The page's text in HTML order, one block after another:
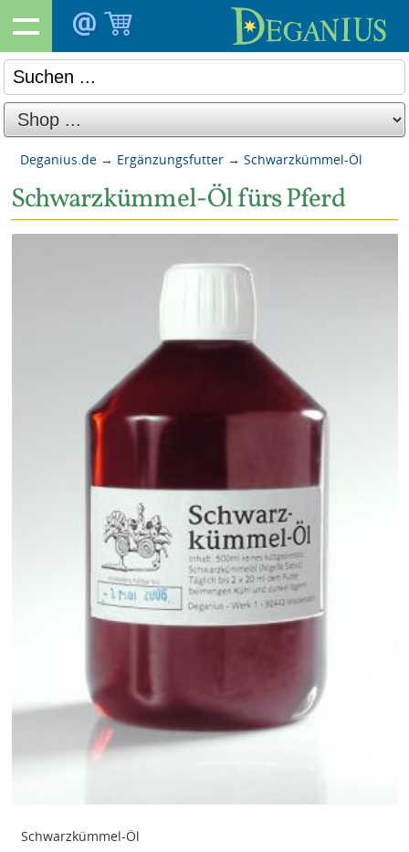
Deganius.de → Ergänzungsfutter → Schwarzkümmel-Öl
Schwarzkümmel-Öl fürs Pferd
Schwarzkümmel-Öl